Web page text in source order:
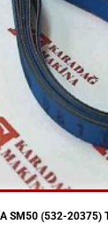
SM50 (532-20375)